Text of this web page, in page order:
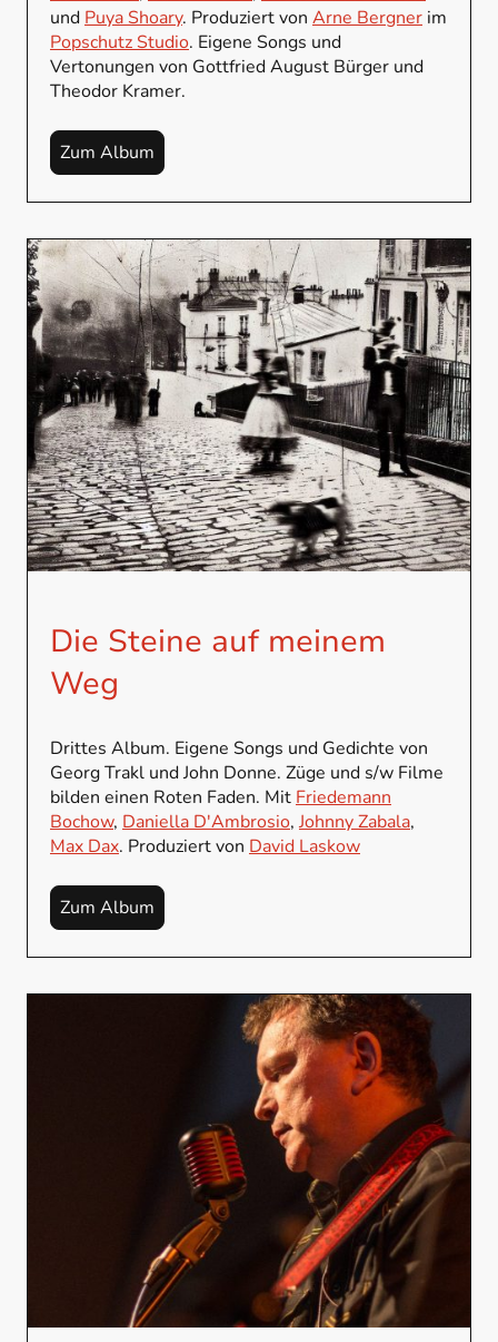
und Puya Shoary. Produziert von Arne Bergner im
Popschutz Studio. Eigene Songs und
Vertonungen von Gottfried August Bürger und
Theodor Kramer.
Zum Album
Die Steine auf meinem
Weg
Drittes Album. Eigene Songs und Gedichte von
Georg Trakl und John Donne. Züge und s/w Filme
bilden einen Roten Faden. Mit Friedemann
Bochow, Daniella D'Ambrosio, Johnny Zabala,
Max Dax. Produziert von David Laskow
Zum Album